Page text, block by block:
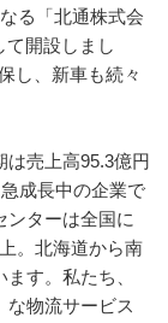
る「北通株式会
て開設しまし
し、新車も続々
は売上高95.3億円
成長中の企業で
ンターは全国に
。北海道から南
す。私たち、
な物流サービス